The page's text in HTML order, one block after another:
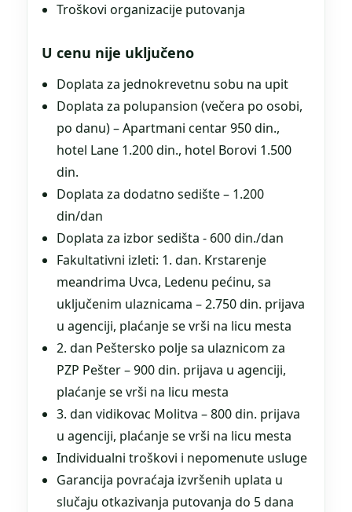
Troškovi organizacije putovanja
U cenu nije uključeno
Doplata za jednokrevetnu sobu na upit
Doplata za polupansion (večera po osobi,
po danu) – Apartmani centar 950 din.,
hotel Lane 1.200 din., hotel Borovi 1.500
din.
Doplata za dodatno sedište – 1.200
din/dan
Doplata za izbor sedišta - 600 din./dan
Fakultativni izleti: 1. dan. Krstarenje
meandrima Uvca, Ledenu pećinu, sa
uključenim ulaznicama – 2.750 din. prijava
u agenciji, plaćanje se vrši na licu mesta
2. dan Peštersko polje sa ulaznicom za
PZP Pešter – 900 din. prijava u agenciji,
plaćanje se vrši na licu mesta
3. dan vidikovac Molitva – 800 din. prijava
u agenciji, plaćanje se vrši na licu mesta
Individualni troškovi i nepomenute usluge
Garancija povraćaja izvršenih uplata u
slučaju otkazivanja putovanja do 5 dana